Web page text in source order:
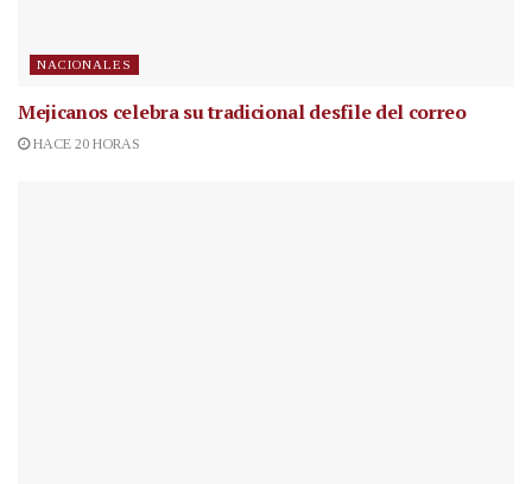
NACIONALES
Mejicanos celebra su tradicional desfile del correo
HACE 20 HORAS